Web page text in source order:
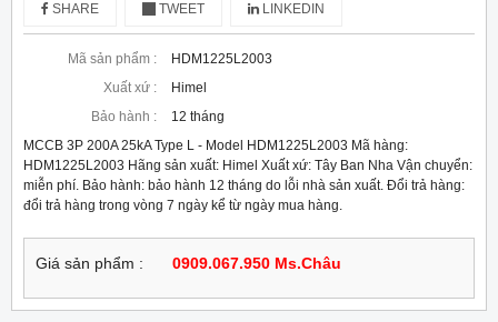
SHARE TWEET LINKEDIN
Mã sản phẩm :
HDM1225L2003
Xuất xứ :
Himel
Bảo hành :
12 tháng
MCCB 3P 200A 25kA Type L - Model HDM1225L2003 Mã hàng:
HDM1225L2003 Hãng sản xuất: Himel Xuất xứ: Tây Ban Nha Vận chuyển:
miễn phí. Bảo hành: bảo hành 12 tháng do lỗi nhà sản xuất. Đổi trả hàng:
đổi trả hàng trong vòng 7 ngày kể từ ngày mua hàng.
Giá sản phẩm : 0909.067.950 Ms.Châu